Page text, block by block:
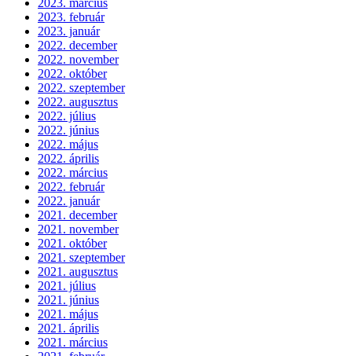
2023. február
2023. január
2022. december
2022. november
2022. október
2022. szeptember
2022. augusztus
2022. július
2022. június
2022. május
2022. április
2022. március
2022. február
2022. január
2021. december
2021. november
2021. október
2021. szeptember
2021. augusztus
2021. július
2021. június
2021. május
2021. április
2021. március